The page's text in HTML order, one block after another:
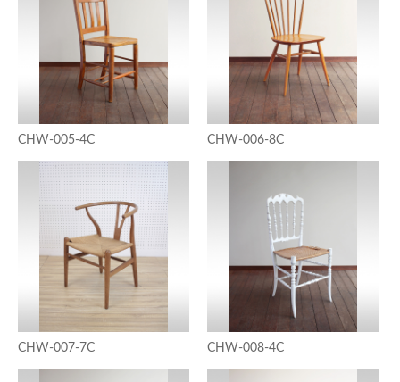
CHW-005-4C CHW-006-8C
CHW-007-7C CHW-008-4C